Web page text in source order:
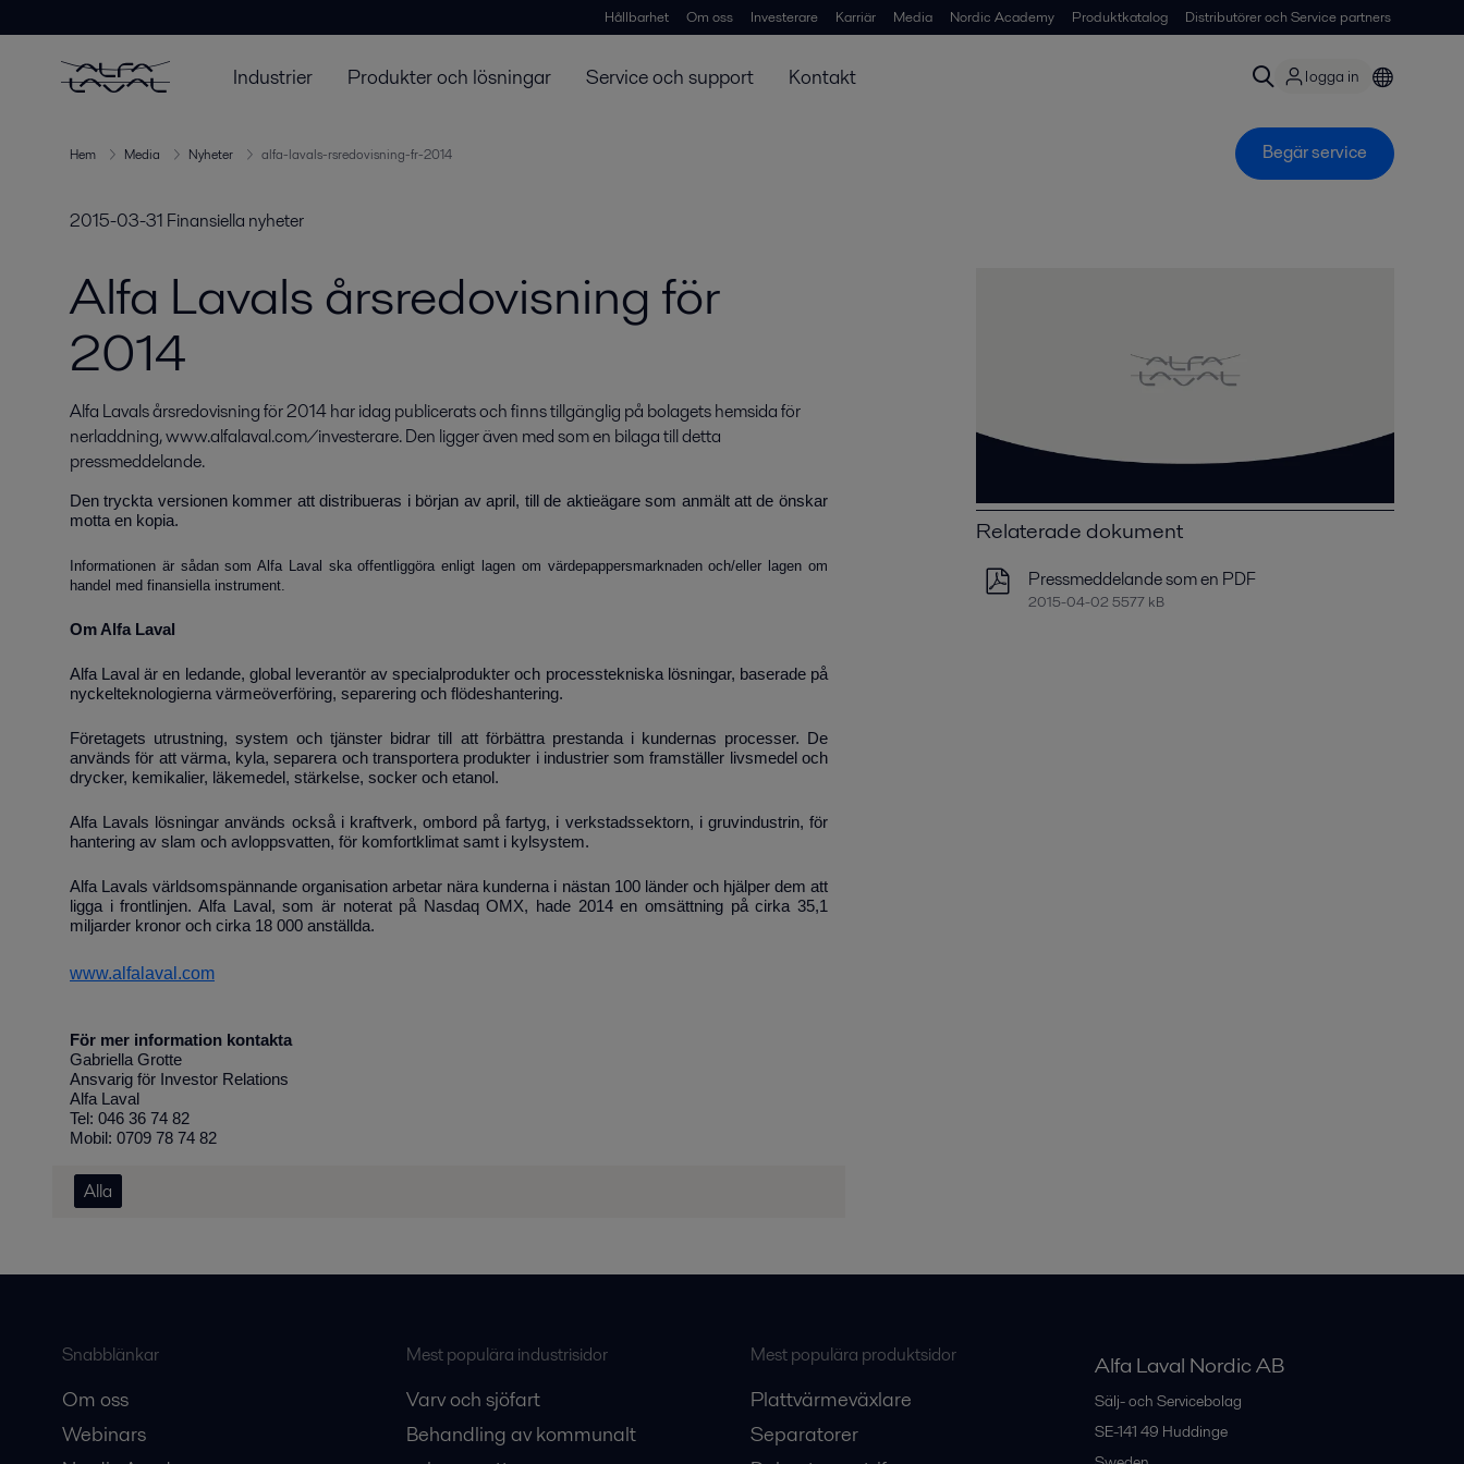
Hållbarhet Om oss Investerare Karriär Media Nordic Academy Produktkatalog Distributörer och Service partners
Industrier Produkter och lösningar Service och support Kontakt logga in
Hem Media Nyheter alfa-lavals-rsredovisning-fr-2014 Begär service
2015-03-31 Finansiella nyheter
Alfa Lavals årsredovisning för
2014
Alfa Lavals årsredovisning för 2014 har idag publicerats och finns tillgänglig på bolagets hemsida för
nerladdning, www.alfalaval.com/investerare. Den ligger även med som en bilaga till detta
pressmeddelande.
Den tryckta versionen kommer att distribueras i början av april, till de aktieägare som anmält att de önskar
motta en kopia.
Informationen är sådan som Alfa Laval ska offentliggöra enligt lagen om värdepappersmarknaden och/eller lagen om
handel med finansiella instrument.
Om Alfa Laval
Alfa Laval är en ledande, global leverantör av specialprodukter och processtekniska lösningar, baserade på
nyckelteknologierna värmeöverföring, separering och flödeshantering.
Företagets utrustning, system och tjänster bidrar till att förbättra prestanda i kundernas processer. De
används för att värma, kyla, separera och transportera produkter i industrier som framställer livsmedel och
drycker, kemikalier, läkemedel, stärkelse, socker och etanol.
Alfa Lavals lösningar används också i kraftverk, ombord på fartyg, i verkstadssektorn, i gruvindustrin, för
hantering av slam och avloppsvatten, för komfortklimat samt i kylsystem.
Alfa Lavals världsomspännande organisation arbetar nära kunderna i nästan 100 länder och hjälper dem att
ligga i frontlinjen. Alfa Laval, som är noterat på Nasdaq OMX, hade 2014 en omsättning på cirka 35,1
miljarder kronor och cirka 18 000 anställda.
www.alfalaval.com
För mer information kontakta
Gabriella Grotte
Ansvarig för Investor Relations
Alfa Laval
Tel: 046 36 74 82
Mobil: 0709 78 74 82
Alla
Relaterade dokument
Pressmeddelande som en PDF
2015-04-02 5577 kB
Snabblänkar
Om oss
Webinars
Mest populära industrisidor
Varv och sjöfart
Behandling av kommunalt
Mest populära produktsidor
Plattvärmeväxlare
Separatorer
Alfa Laval Nordic AB
Sälj- och Servicebolag
SE-141 49 Huddinge